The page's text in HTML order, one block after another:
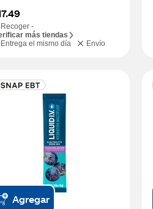
Recoger -
más tiendas
Entrega el mismo día
Envío
Agregar